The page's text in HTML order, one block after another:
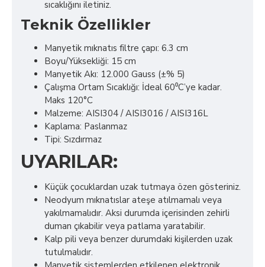
sıcaklığını iletiniz.
Teknik Özellikler
Manyetik mıknatıs filtre çapı: 6.3 cm
Boyu/Yüksekliği: 15 cm
Manyetik Akı: 12.000 Gauss (±% 5)
Çalışma Ortam Sıcaklığı: İdeal 60⁰C’ye kadar.
Maks 120°C
Malzeme: AISI304 / AISI3016 / AISI316L
Kaplama: Paslanmaz
Tipi: Sızdırmaz
UYARILAR:
Küçük çocuklardan uzak tutmaya özen gösteriniz.
Neodyum mıknatıslar ateşe atılmamalı veya
yakılmamalıdır. Aksi durumda içerisinden zehirli
duman çıkabilir veya patlama yaratabilir.
Kalp pili veya benzer durumdaki kişilerden uzak
tutulmalıdır.